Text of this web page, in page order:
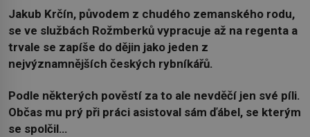
Jakub Krčín, původem z chudého zemanského rodu,
se ve službách Rožmberků vypracuje až na regenta a
trvale se zapíše do dějin jako jeden z
nejvýznamnějších českých rybníkářů.
Podle některých pověstí za to ale nevděčí jen své píli.
Občas mu prý při práci asistoval sám ďábel, se kterým
se spolčil…